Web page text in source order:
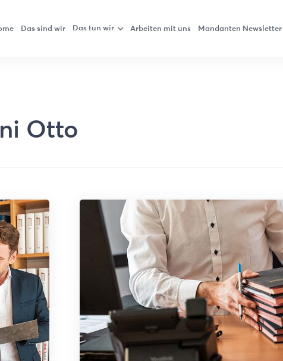
Das sind wir Das tun wir Arbeiten mit uns Mandanten Newsletter
Otto